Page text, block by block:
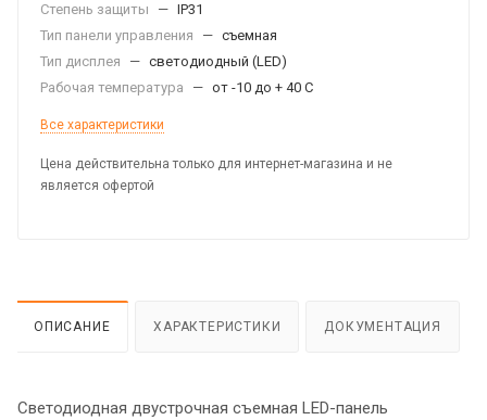
Степень защиты
— IP31
Тип панели управления
— съемная
Тип дисплея
— светодиодный (LED)
Рабочая температура
— от -10 до + 40 С
Все характеристики
Цена действительна только для интернет-магазина и не
является офертой
ОПИСАНИЕ ХАРАКТЕРИСТИКИ ДОКУМЕНТАЦИЯ
Светодиодная двустрочная съемная LED-панель